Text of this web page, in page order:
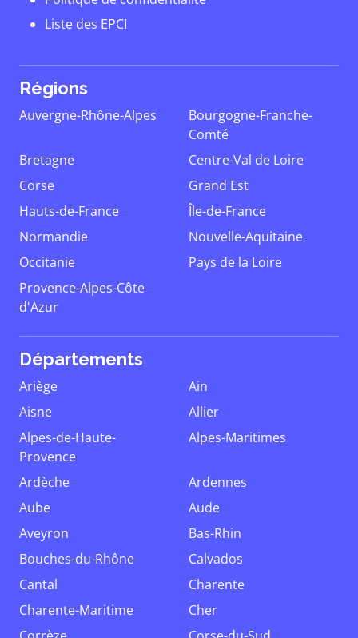
Liste des EPCI
Régions
Auvergne-Rhône-Alpes
Bourgogne-Franche-
Comté
Bretagne
Centre-Val de Loire
Corse
Grand Est
Hauts-de-France
Île-de-France
Normandie
Nouvelle-Aquitaine
Occitanie
Pays de la Loire
Provence-Alpes-Côte
d'Azur
Départements
Ariège
Ain
Aisne
Allier
Alpes-de-Haute-
Provence
Alpes-Maritimes
Ardèche
Ardennes
Aube
Aude
Aveyron
Bas-Rhin
Bouches-du-Rhône
Calvados
Cantal
Charente
Charente-Maritime
Cher